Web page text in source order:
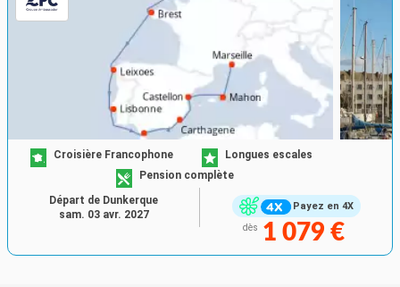
Payez en 4X
Croisière Francophone
Longues escales
Pension complète
dès 1 079 €
Départ de Dunkerque
sam. 03 avr. 2027